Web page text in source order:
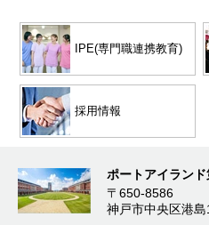
IPE(専門職連携教育)
採用情報
ポートアイラン
〒650-8586
神戸市中央区港